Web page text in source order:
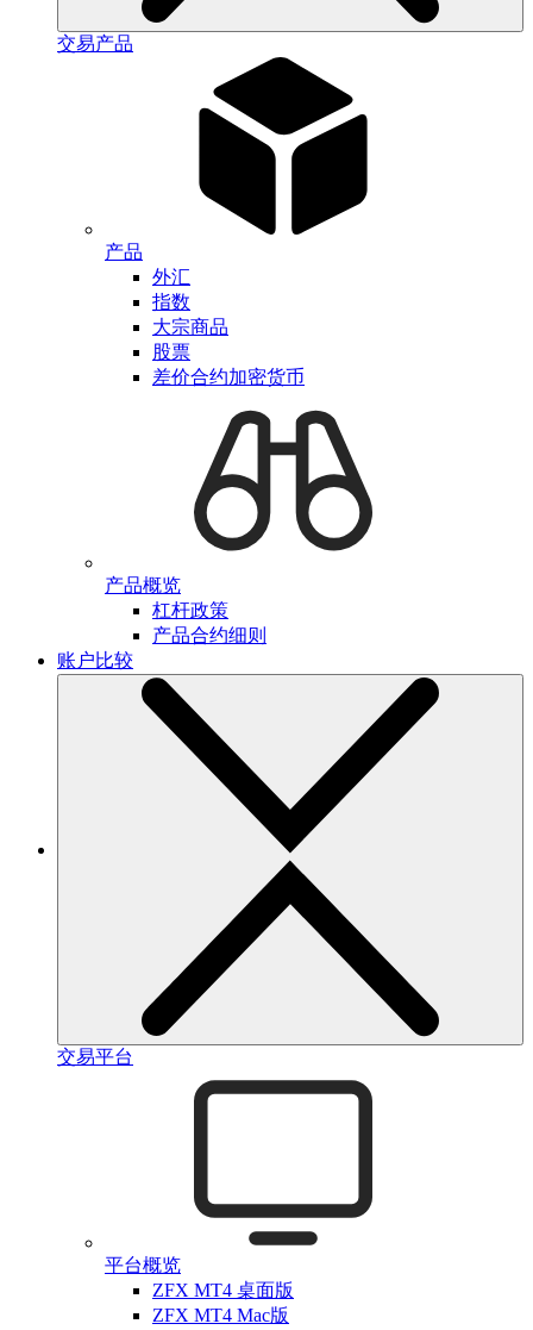
交易产品
产品
外汇
指数
大宗商品
股票
差价合约加密货币
产品概览
杠杆政策
产品合约细则
账户比较
交易平台
平台概览
ZFX MT4 桌面版
ZFX MT4 Mac版